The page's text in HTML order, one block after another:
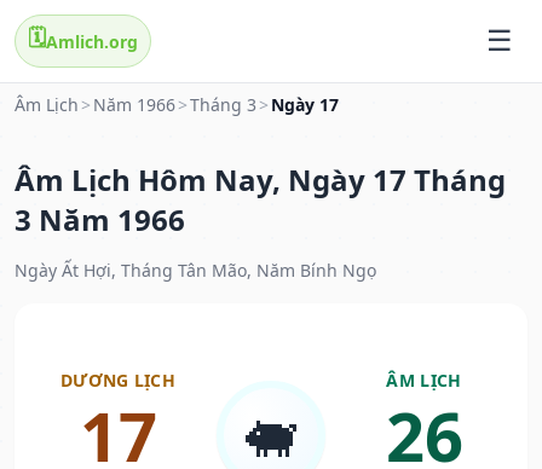
🗓️Amlich.org
Âm Lịch > Năm 1966>Tháng 3 > Ngày 17
Âm Lịch Hôm Nay, Ngày 17 Tháng
3 Năm 1966
Ngày Ất Hợi, Tháng Tân Mão, Năm Bính Ngọ
DƯƠNG LỊCH
17 🐖
ÂM LỊCH
26